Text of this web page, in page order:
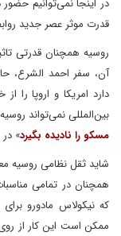
در اینجا نمی‌توانیم
قدرت موثر عصر جدید
روسیه همچنان قدرتی
آن، سفر احمد الشرع،
دارد امریکا و اروپا را
بین‌المللی نمی‌تواند
مسکو را نادیده بگیرد»
شاید ثقل نظامی روسیه
همچنان در تمامی
که نیکولاس مادورو
ممکن است این کار از روی